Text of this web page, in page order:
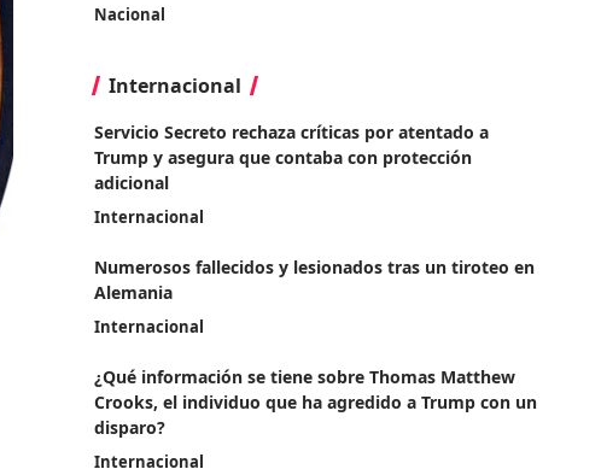
Nacional
Internacional
Servicio Secreto rechaza críticas por atentado a
Trump y asegura que contaba con protección
adicional
Internacional
Numerosos fallecidos y lesionados tras un tiroteo en
Alemania
Internacional
¿Qué información se tiene sobre Thomas Matthew
Crooks, el individuo que ha agredido a Trump con un
disparo?
Internacional